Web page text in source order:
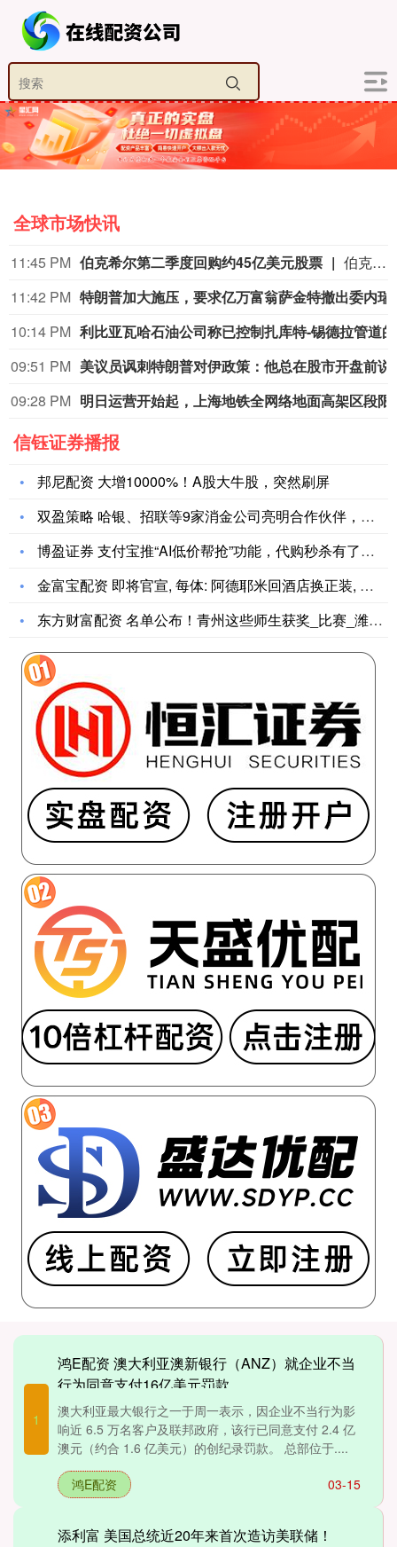
全球市场快讯
11:45 PM 伯克希尔第二季度回购约45亿美元股票
伯克希尔第二季度斥资约45亿美元回购自身股票，并在期内买入近200亿美元股票，显示首席执行官阿贝尔正将公司庞大的现金储备更多投入市场。 伯克希尔第一季度开始回购股票，为一年多来的首次。阿贝尔今年早些时候表示，公司重新启动回购，是因为管理层认为股票的“内在价值”高于其市场价格。 CFRA Research分析师Cathy Seifert表示：“投资者会受到回购举措的鼓舞。这也是Greg接掌公司并彰显其主导地位的一种方式。” 此次股票回购为股东带来了自2021年以来规模最大的季度资本回报。伯克希尔第二季度现金储备降至3655亿美元，低于前一季度的约3970亿美元。
11:42 PM
10:14 PM
09:51 PM
09:28 PM
信钰证券播报
邦尼配资 大增10000%！A股大牛股，突然刷屏
双盈策略 哈银、招联等9家消金公司亮明合作伙伴，传递哪些行业
博盈证券 支付宝推“AI低价帮抢”功能，代购秒杀有了新玩法
金富宝配资 即将官宣, 每体: 阿德耶米回酒店换正装, 随后
东方财富配资 名单公布！青州这些师生获奖_比赛_潍坊市_生物
1
鸿E配资 澳大利亚澳新银行（ANZ）就企业不当
行为同意支付16亿美元罚款
澳大利亚最大银行之一于周一表示，因企业不当行为影
响近 6.5 万名客户及联邦政府，该行已同意支付 2.4 亿
澳元（约合 1.6 亿美元）的创纪录罚款。 总部位于....
03-15
鸿E配资
添利富 美国总统近20年来首次造访美联储！